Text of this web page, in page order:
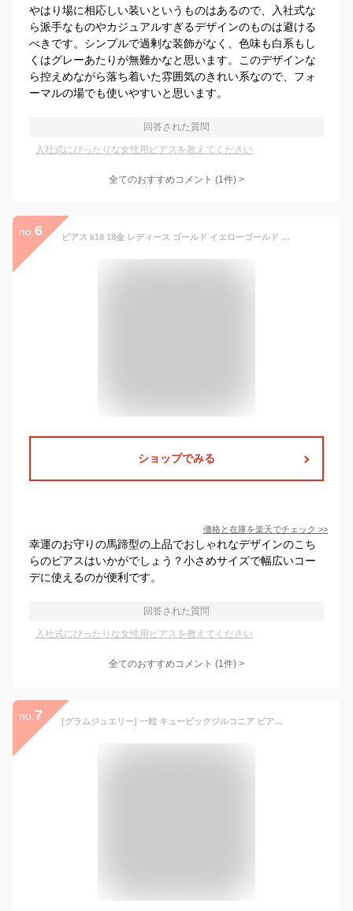
やはり場に相応しい装いというものはあるので、入社式な
ら派手なものやカジュアルすぎるデザインのものは避ける
べきです。シンプルで過剰な装飾がなく、色味も白系もし
くはグレーあたりが無難かなと思います。このデザインな
ら控えめながら落ち着いた雰囲気のきれい系なので、フォ
ーマルの場でも使いやすいと思います。
回答された質問
入社式にぴったりな女性用ピアスを教えてください
全てのおすすめコメント (1件) >
no. 6 ピアス k18 18金 レディース ゴールド イエローゴールド ホースシュー 馬蹄 小さめ 小さい シンプル 華奢 金属アレルギー ゴールドピアス プレゼント 記念日 お守り オフィス トレンド 小ぶり 上品 控え目
ショップでみる
価格と在庫を楽天でチェック >>
幸運のお守りの馬蹄型の上品でおしゃれなデザインのこち
らのピアスはいかがでしょう？小さめサイズで幅広いコー
デに使えるのが便利です。
回答された質問
入社式にぴったりな女性用ピアスを教えてください
全てのおすすめコメント (1件) >
no. 7 [グラムジュエリー] 一粒 キュービックジルコニア ピアス レディース シンプル 金属アレルギー プレゼント 女性 人気 プラチナ仕上げ シルバー925 クリアー 直径約5mm(計0.9カラット)